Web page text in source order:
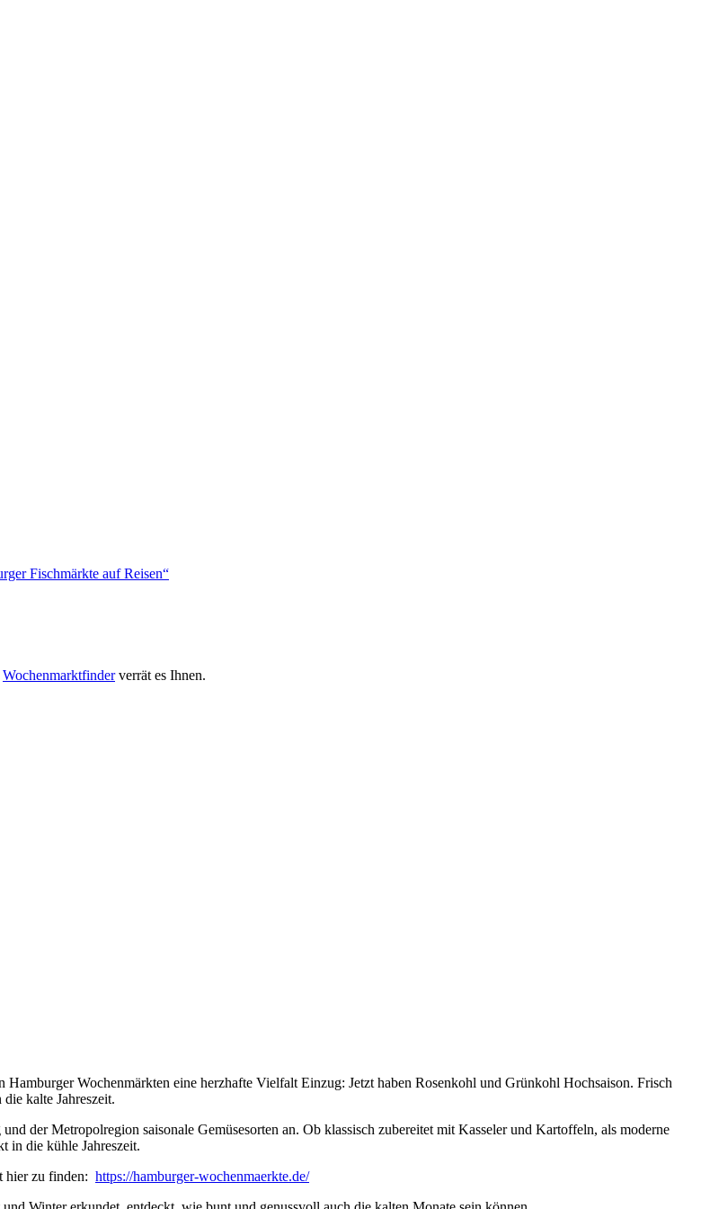
Fischmärkte auf Reisen“
Wochenmarktfinderverrät es Ihnen.
Hamburger Wochenmärkten eine herzhafte Vielfalt Einzug: Jetzt haben Rosenkohl und Grünkohl Hochsaison. Frisch
kalte Jahreszeit.
der Metropolregion saisonale Gemüsesorten an. Ob klassisch zubereitet mit Kasseler und Kartoffeln, als moderne
in die kühle Jahreszeit.
hier zu finden: https://hamburger-wochenmaerkte.de/